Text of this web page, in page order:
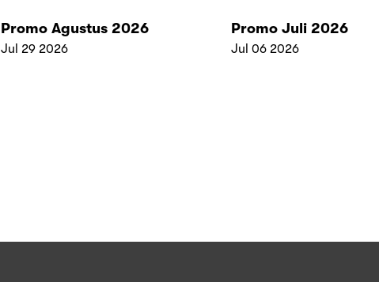
Promo Agustus 2026
Jul 29 2026
Promo Juli 2026
Jul 06 2026